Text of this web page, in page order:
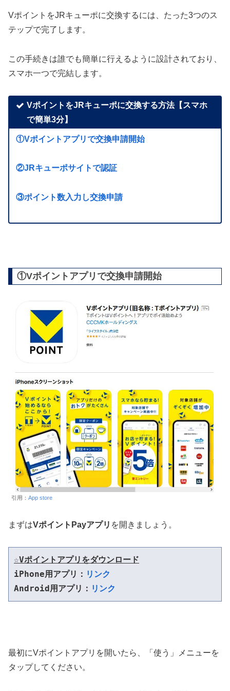
VポイントをJRキューポに交換するには、たった3つのス
テップで完了します。
この手続きは誰でも簡単に行えるように設計されており、
スマホ一つで完結します。
VポイントをJRキューポに交換する方法【スマホ
で簡単3分】
①Vポイントアプリで交換申請開始
②JRキューポサイトで認証
③ポイント数入力し交換申請
①Vポイントアプリで交換申請開始
引用： App store
まずはVポイントPayアプリ を開きましょう。
☆Vポイントアプリをダウンロード
iPhone用アプリ： リンク
Android用アプリ： リンク
最初にVポイントアプリを開いたら、「使う」メニューを
タップしてください。